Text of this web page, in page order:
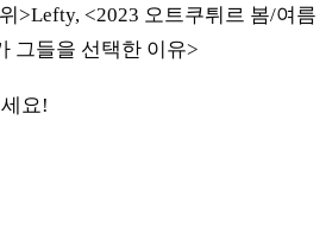
>Lefty, <2023 오트쿠튀르 봄/여름
그들을 선택한 이유>
요!